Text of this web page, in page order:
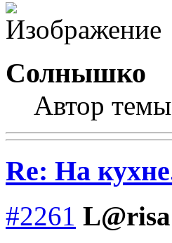
Солнышко
Автор темы
Re: На
#2261 L@risa